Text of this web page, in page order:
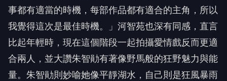
事都有適當的時機，每部作品都有適合的主角，所以
我覺得這次是最佳時機。」河智苑也深有同感，直言
比起年輕時，現在這個階段一起拍攝愛情戲反而更適
合兩人，並大讚朱智勛有著像野馬般的狂野魅力與能
量。朱智勛則妙喻她像平靜湖水，自己則是狂風暴雨